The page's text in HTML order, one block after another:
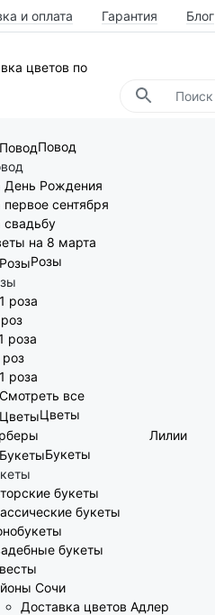
и оплата Гарантия Блог
Повод
День Рождения
первое сентября
свадьбу
на 8 марта
Розы
роза
роза
роза
все
Цветы
Лилии
Букеты
букеты
букеты
букеты
Сочи
Доставка цветов Адлер